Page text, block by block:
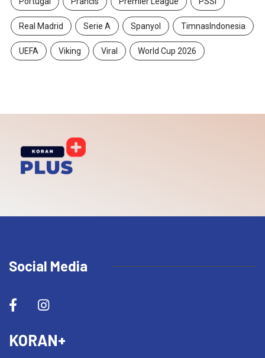
Real Madrid Serie A Spanyol TimnasIndonesia
UEFA Viking Viral World Cup 2026
Social Media
KORAN+